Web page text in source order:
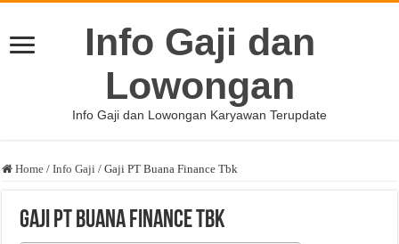
Info Gaji dan
Lowongan
Info Gaji dan Lowongan Karyawan Terupdate
Home / Info Gaji / Gaji PT Buana Finance Tbk
Gaji PT Buana Finance Tbk